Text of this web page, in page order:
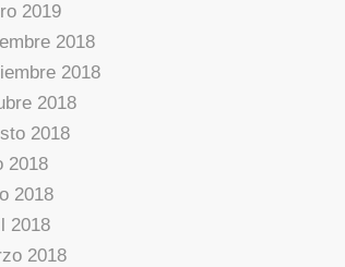
2019
2018
2018
2018
2018
2018
2018
2018
2018